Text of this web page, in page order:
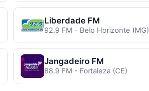
Liberdade FM
92.9 FM - Belo Horizonte (MG)
Jangadeiro FM
88.9 FM - Fortaleza (CE)